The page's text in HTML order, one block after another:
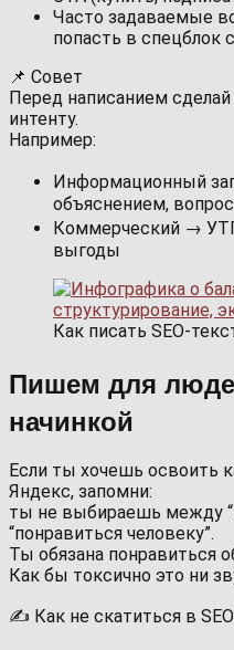
Часто задаваемые
попасть в спецблок
📌 Совет
Перед написанием
интенту.
Например:
Информационный
объяснением,
Коммерческий →
выгоды
Как писать SEO-
Пишем для
начинкой
Если ты хочешь освоить
Яндекс, запомни:
ты не выбираешь между
“понравиться человеку”.
Ты обязана понравиться
Как бы токсично это ни
✍️ Как не скатиться в